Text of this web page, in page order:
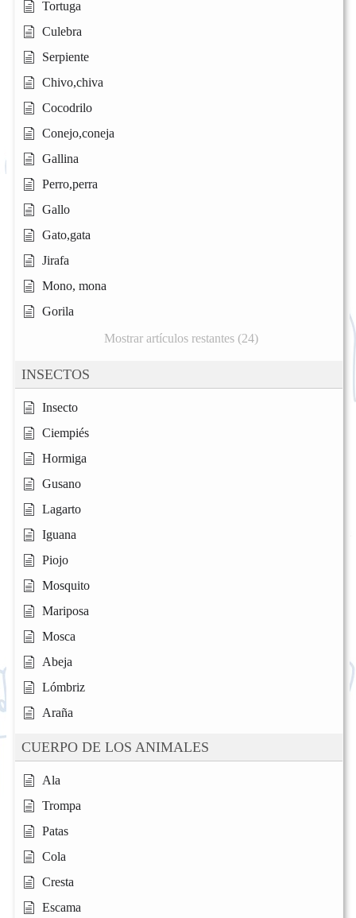
Tortuga
Culebra
Serpiente
Chivo,chiva
Cocodrilo
Conejo,coneja
Gallina
Perro,perra
Gallo
Gato,gata
Jirafa
Mono, mona
Gorila
Mostrar artículos restantes (24)
INSECTOS
Insecto
Ciempiés
Hormiga
Gusano
Lagarto
Iguana
Piojo
Mosquito
Mariposa
Mosca
Abeja
Lómbriz
Araña
CUERPO DE LOS ANIMALES
Ala
Trompa
Patas
Cola
Cresta
Escama